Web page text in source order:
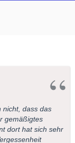
nicht, dass das
gemäßigtes
dort hat sich sehr